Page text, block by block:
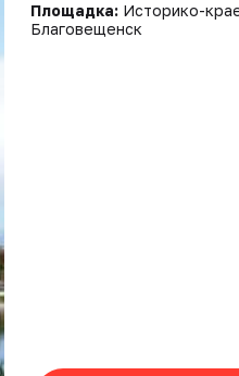
Площадка: Историко-
Благовещенск